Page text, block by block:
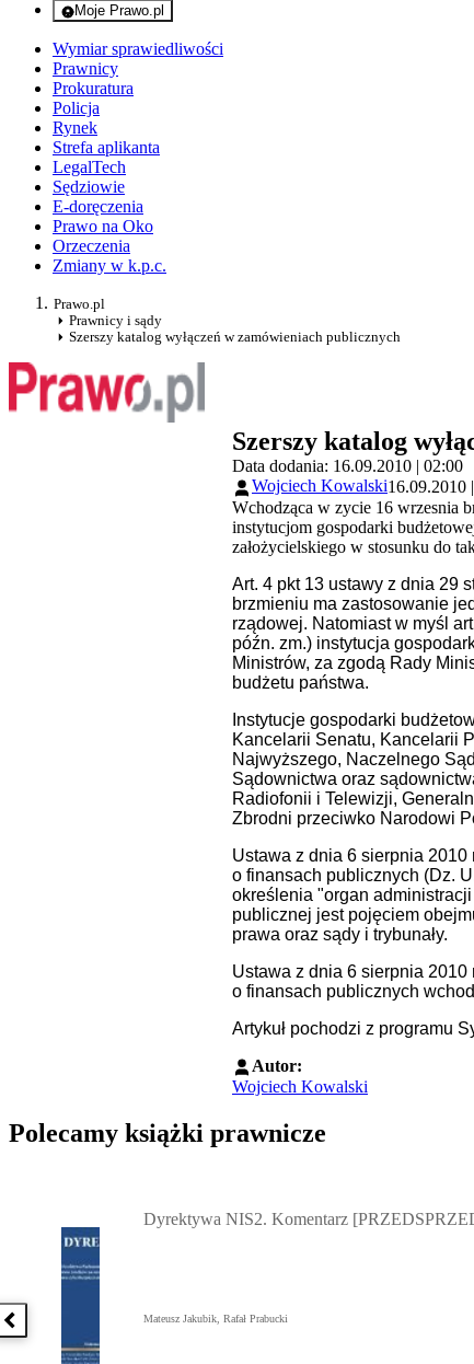
Moje Prawo.pl
- rejestracja i logowanie do serwisu
Wymiar sprawiedliwości
Prawnicy
Prokuratura
Policja
Rynek
Strefa aplikanta
LegalTech
Sędziowie
E-doręczenia
Prawo na Oko
Orzeczenia
Zmiany w k.p.c.
Prawo.pl
Prawnicy i sądy
Szerszy katalog wyłączeń w zamówieniach publicznych
Szerszy katalog
Data dodania: 16.09.2010 | 02:00
Wojciech Kowalski16.09.2010
Wchodząca w zycie 16 wrzesnia
instytucjom gospodarki
założycielskiego w stosunku do
Art. 4 pkt 13 ustawy z dnia 29
brzmieniu ma zastosowanie
rządowej. Natomiast w myśl
późn. zm.) instytucja
Ministrów, za zgodą Rady
budżetu państwa.
Instytucje gospodarki
Kancelarii Senatu, Kancelarii
Najwyższego, Naczelnego
Sądownictwa oraz
Radiofonii i Telewizji,
Zbrodni przeciwko Narodowi
Ustawa z dnia 6 sierpnia
o finansach publicznych (Dz.
określenia "organ
publicznej jest pojęciem
prawa oraz sądy i trybunały.
Ustawa z dnia 6 sierpnia
o finansach publicznych
Artykuł pochodzi z programu
Autor:
Wojciech Kowalski
Polecamy książki prawnicze
Poprzednia książka
Dyrektywa NIS2. Komentarz
Mateusz Jakubik, Rafał Prabucki